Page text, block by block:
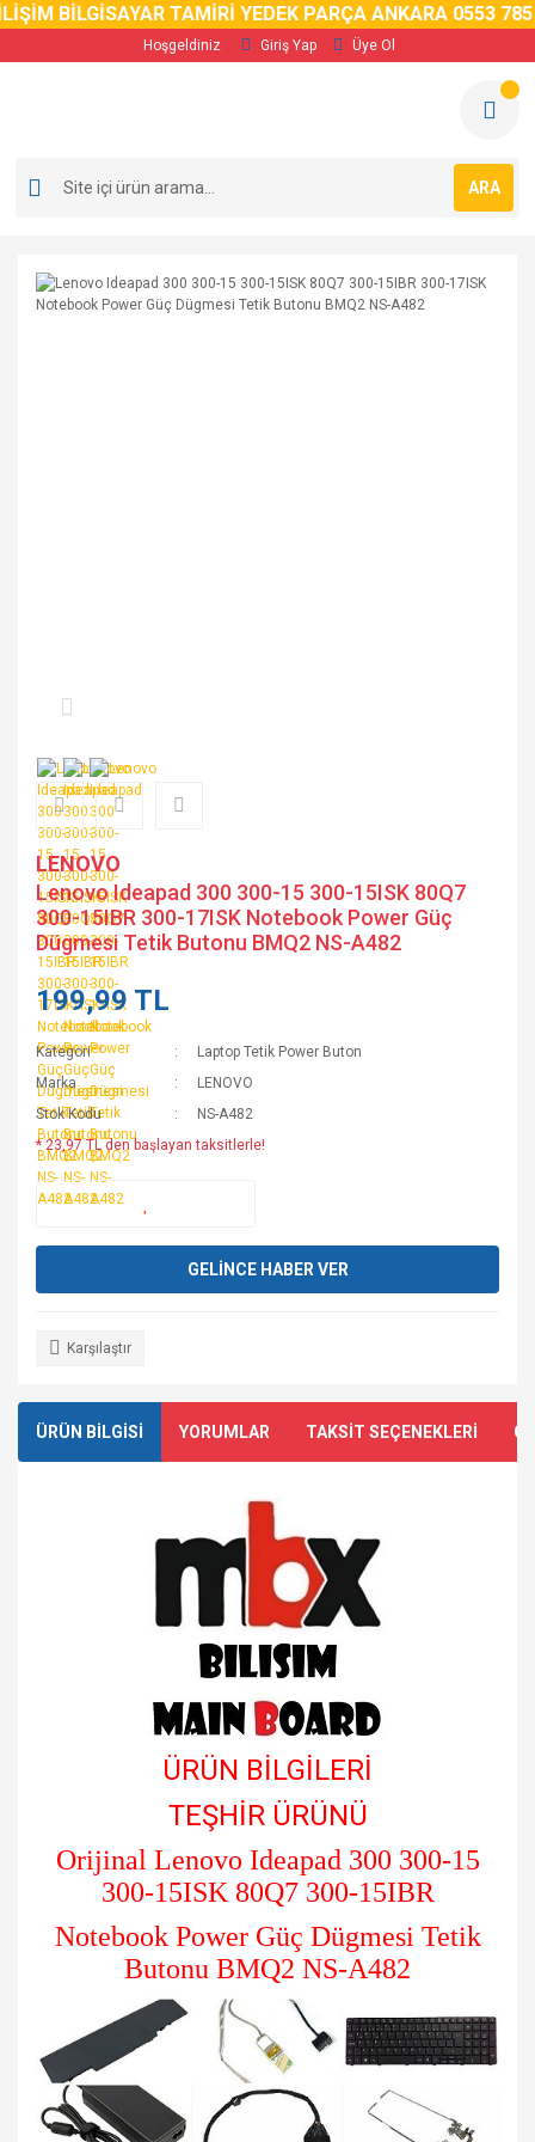
BİLGİSAYAR TAMİRİ YEDEK PARÇA ANKARA 0553 785
Hoşgeldiniz Giriş Yap Üye Ol
ARA
LENOVO
Lenovo Ideapad 300 300-15 300-15ISK 80Q7
300-15IBR 300-17ISK Notebook Power Güç
Dügmesi Tetik Butonu BMQ2 NS-A482
199,99 TL
Kategori
Laptop Tetik Power Buton
Marka
LENOVO
Stok Kodu
NS-A482
* 23,97 TL den başlayan taksitlerle!
GELİNCE HABER VER
Karşılaştır
ÜRÜN BİLGİSİ YORUMLAR TAKSİT SEÇENEKLERİ
ÜRÜN BİLGİLERİ
TEŞHİR ÜRÜNÜ
Orijinal Lenovo Ideapad 300 300-15
300-15ISK 80Q7 300-15IBR
Notebook Power Güç Dügmesi Tetik
Butonu BMQ2 NS-A482